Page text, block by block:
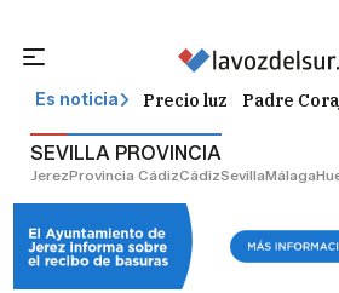
Es noticia Precio luz Padre
SEVILLA PROVINCIA
JerezProvincia CádizCádizSevillaMálaga